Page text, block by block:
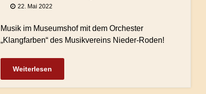
22. Mai 2022
Musik im Museumshof mit dem Orchester
„Klangfarben“ des Musikvereins Nieder-Roden!
Weiterlesen